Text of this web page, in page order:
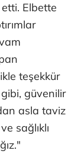
Elbette
teşekkür
güvenilir
asla taviz
sağlıklı